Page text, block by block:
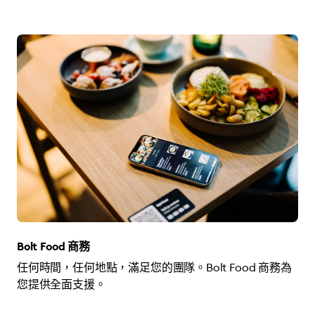
Bolt Food 商務
任何時間，任何地點，滿足您的團隊。Bolt Food 商務為
您提供全面支援。